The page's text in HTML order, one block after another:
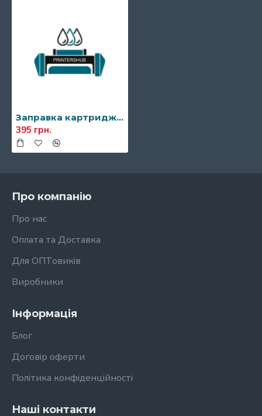
Заправка картриджа Panasonic KX-FA85A7
395 грн.
Про компанію
Про нас
Оплата та Доставка
Для ОПТовиків
Виробники
Інформація
Блог
Договір оферти
Політика конфіденційності
Наші контакти